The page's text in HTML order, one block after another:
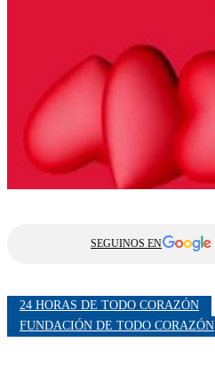
SEGUINOS EN
24 HORAS DE TODO CORAZÓN
FUNDACIÓN DE TODO CORAZÓN